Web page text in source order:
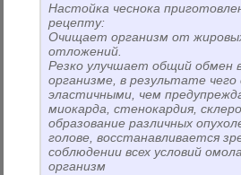
Настойка чеснока
рецепту:
Очищает организм от
отложений.
Резко улучшает общий обмен
организме, в результате
эластичными, чем
миокарда, стенокардия,
образование различных
голове, восстанавливается
соблюдении всех условий
организм